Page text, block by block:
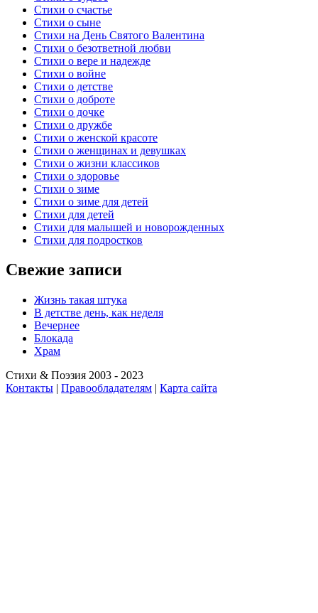
Стихи о счастье
Стихи о сыне
Стихи на День Святого Валентина
Стихи о безответной любви
Стихи о вере и надежде
Стихи о войне
Стихи о детстве
Стихи о доброте
Стихи о дочке
Стихи о дружбе
Стихи о женской красоте
Стихи о женщинах и девушках
Стихи о жизни классиков
Стихи о здоровье
Стихи о зиме
Стихи о зиме для детей
Стихи для детей
Стихи для малышей и новорожденных
Стихи для подростков
Свежие записи
Жизнь такая штука
В детстве день, как неделя
Вечернее
Блокада
Храм
Стихи & Поэзия 2003 - 2023
Контакты | Правообладателям | Карта сайта